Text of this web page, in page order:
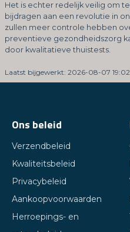
Het is echter redelijk veilig om
bijdragen aan een revolutie in
zullen meer controle hebben
preventieve gezondheidszorg
door kwalitatieve thuistests.
Laatst bijgewerkt: 2026-08-07 19:02
Ons beleid
Verzendbeleid
Kwaliteitsbeleid
Privacybeleid
Aankoopvoorwaarden
Herroepings- en